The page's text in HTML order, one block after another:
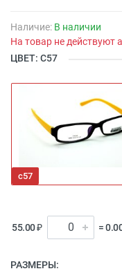
Наличие: В наличии
На товар не действуют
ЦВЕТ: С57
с57
55.00 ₽ =
РАЗМЕРЫ: